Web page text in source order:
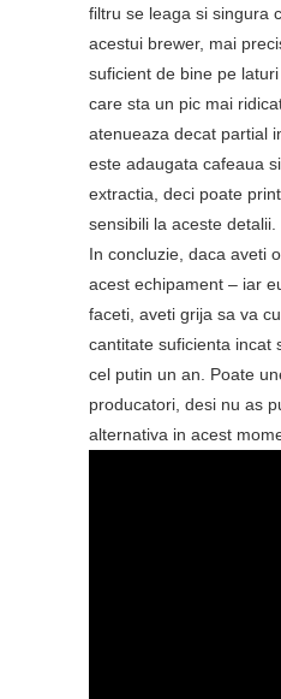
filtru se leaga si singura
acestui brewer, mai
suficient de bine pe
care sta un pic mai
atenueaza decat partial
este adaugata cafeaua
extractia, deci poate
sensibili la aceste detalii.
In concluzie, daca aveti
acest echipament – iar
faceti, aveti grija sa va
cantitate suficienta incat
cel putin un an. Poate
producatori, desi nu as
alternativa in acest